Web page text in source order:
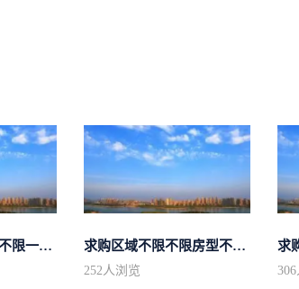
求购市中心区房型不限一室一厅一卫简... 求购区域不限不限房型不限两室一厅简...
252人浏览 306